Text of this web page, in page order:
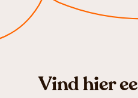
Vind hier